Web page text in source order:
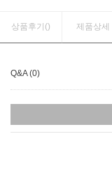
상품후기() 제품상세
Q&A (0)